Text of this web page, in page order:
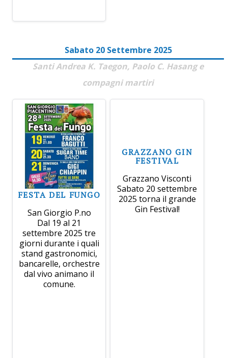
Sabato 20 Settembre 2025
Santi Andrea K. Taegon, Paolo C. Hasang e
compagni martiri
FESTA DEL FUNGO
San Giorgio P.no
Dal 19 al 21
settembre 2025 tre
giorni durante i quali
stand gastronomici,
bancarelle, orchestre
dal vivo animano il
comune.
GRAZZANO GIN
FESTIVAL
Grazzano Visconti
Sabato 20 settembre
2025 torna il grande
Gin Festival!